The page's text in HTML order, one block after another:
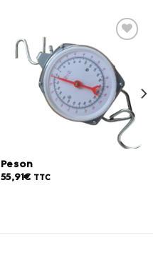
Ajouter
à la
wishlist
Peson
55,91€ TTC